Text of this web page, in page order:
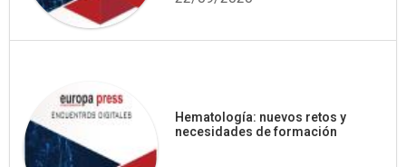
Hematología: nuevos retos y
necesidades de formación